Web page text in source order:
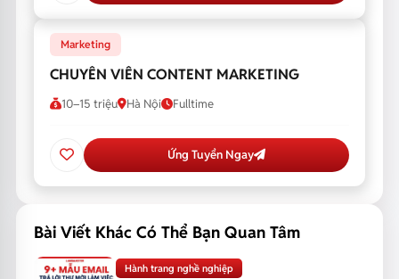
Marketing
CHUYÊN VIÊN CONTENT MARKETING
10–15 triệu Hà Nội Fulltime
Ứng Tuyển Ngay
Bài Viết Khác Có Thể Bạn Quan Tâm
Hành trang nghề nghiệp